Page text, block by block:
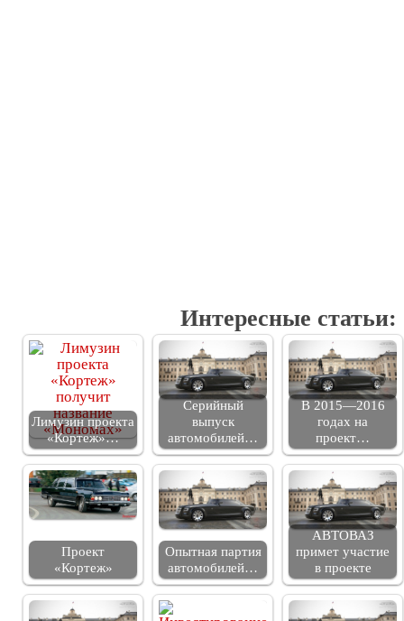
Интересные статьи:
Лимузин проекта
«Кортеж»…
Серийный
выпуск
автомобилей…
В 2015—2016
годах на
проект…
Проект
«Кортеж»
Опытная партия
автомобилей…
АВТОВАЗ
примет участие
в проекте